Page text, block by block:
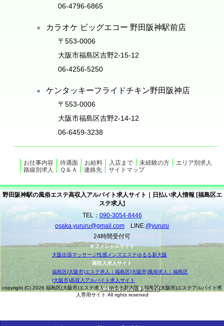
06-4796-6865
カラオケ ビッグエコー 野田阪神駅前店
〒553-0006
大阪市福島区吉野2-15-12
06-4256-5250
ケンタッキーフライドチキン野田阪神店
〒553-0006
大阪市福島区吉野2-14-12
06-6459-3238
お仕事内容 待遇面 お給料 入店まで 未経験の方
エリア別求人
路線別求人
Ｑ＆Ａ 連絡先 サイトマップ
野田阪神駅の風俗エステ高収入アルバイト求人サイト｜日払い求人情報 [福島区エ
ステ求人]
TEL： 090-3054-8446
osaka.yururu@gmail.com LINE:@yururu
24時間受付可
オフィシャルサイト
大阪出張マッサージ性感メンズエステゆるる新大阪
高収入求人サイト
福島区(大阪市)エステ求人｜福島区(大阪市)風俗求人｜福島区
(大阪市)高収入アルバイト求人サイト
copyright (C) 2026 福島区(大阪市)エステ求人｜ゆるる新大阪｜福島区(大阪市)エステアルバイト求
人専用サイト All rights reserved